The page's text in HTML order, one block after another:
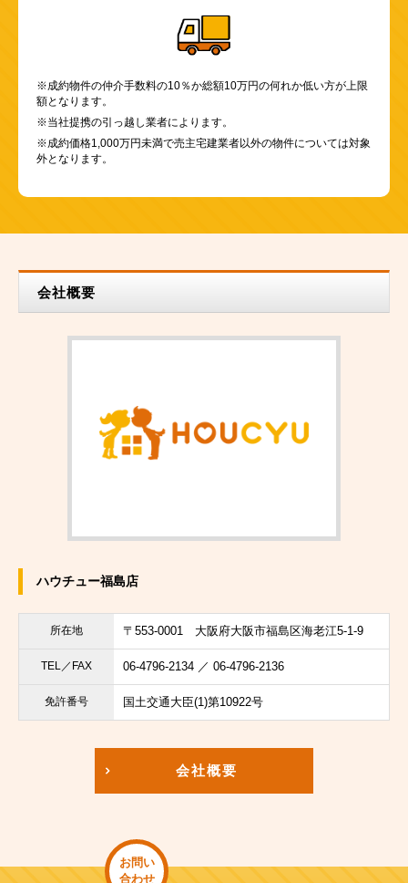
※成約物件の仲介手数料の10％か総額10万円の何れか低い方が上限
額となります。
※当社提携の引っ越し業者によります。
※成約価格1,000万円未満で売主宅建業者以外の物件については対象
外となります。
会社概要
ハウチュー福島店
所在地 〒553-0001 大阪府大阪市福島区海老江5-1-9
TEL／FAX 06-4796-2134 ／ 06-4796-2136
免許番号 国土交通大臣(1)第10922号
会社概要
お問い
合わせ